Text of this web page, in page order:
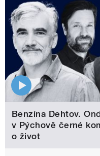
Benzína Dehtov.
v Pýchově černé
o život